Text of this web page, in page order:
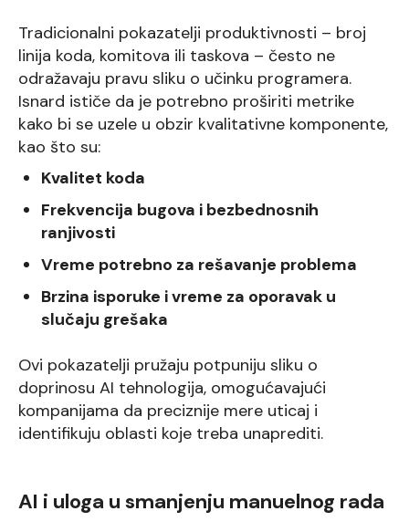
Tradicionalni pokazatelji produktivnosti – broj
linija koda, komitova ili taskova – često ne
odražavaju pravu sliku o učinku programera.
Isnard ističe da je potrebno proširiti metrike
kako bi se uzele u obzir kvalitativne komponente,
kao što su:
Kvalitet koda
Frekvencija bugova i bezbednosnih
ranjivosti
Vreme potrebno za rešavanje problema
Brzina isporuke i vreme za oporavak u
slučaju grešaka
Ovi pokazatelji pružaju potpuniju sliku o
doprinosu AI tehnologija, omogućavajući
kompanijama da preciznije mere uticaj i
identifikuju oblasti koje treba unaprediti.
AI i uloga u smanjenju manuelnog rada